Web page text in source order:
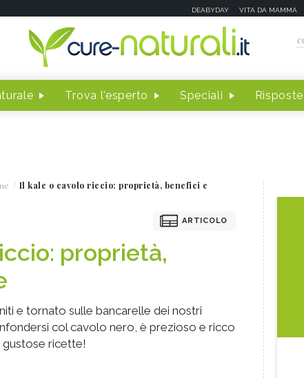
DEABYDAY VITA DA MAMMA
Trova l'esperto Speciali
Il kale o cavolo riccio: proprietà, benefici e
ARTICOLO
proprietà,
e tornato sulle bancarelle dei nostri
col cavolo nero, è prezioso e ricco
gustose ricette!